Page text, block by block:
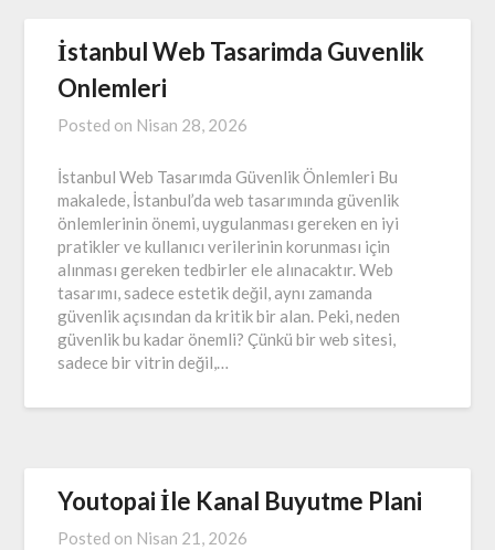
İstanbul Web Tasarimda Guvenlik
Onlemleri
Posted on Nisan 28, 2026
İstanbul Web Tasarımda Güvenlik Önlemleri Bu
makalede, İstanbul’da web tasarımında güvenlik
önlemlerinin önemi, uygulanması gereken en iyi
pratikler ve kullanıcı verilerinin korunması için
alınması gereken tedbirler ele alınacaktır. Web
tasarımı, sadece estetik değil, aynı zamanda
güvenlik açısından da kritik bir alan. Peki, neden
güvenlik bu kadar önemli? Çünkü bir web sitesi,
sadece bir vitrin değil,…
Youtopai İle Kanal Buyutme Plani
Posted on Nisan 21, 2026